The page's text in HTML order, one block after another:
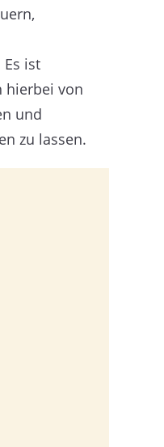
ist
hierbei von
und
zu lassen.